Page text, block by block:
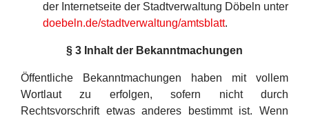
der Internetseite der Stadtverwaltung Döbeln unter
doebeln.de/stadtverwaltung/amtsblatt.
§ 3 Inhalt der Bekanntmachungen
Öffentliche Bekanntmachungen haben mit vollem
Wortlaut zu erfolgen, sofern nicht durch
Rechtsvorschrift etwas anderes bestimmt ist. Wenn